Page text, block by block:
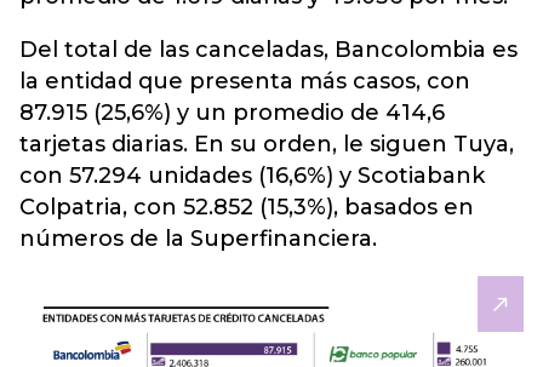
Del total de las canceladas, Bancolombia es
la entidad que presenta más casos, con
87.915 (25,6%) y un promedio de 414,6
tarjetas diarias. En su orden, le siguen Tuya,
con 57.294 unidades (16,6%) y Scotiabank
Colpatria, con 52.852 (15,3%), basados en
números de la Superfinanciera.